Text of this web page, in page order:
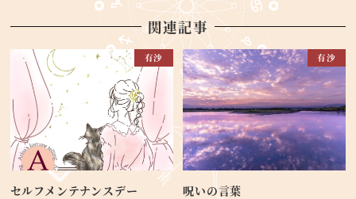
関連記事
有沙
セルフメンテナンスデー
有沙
呪いの言葉